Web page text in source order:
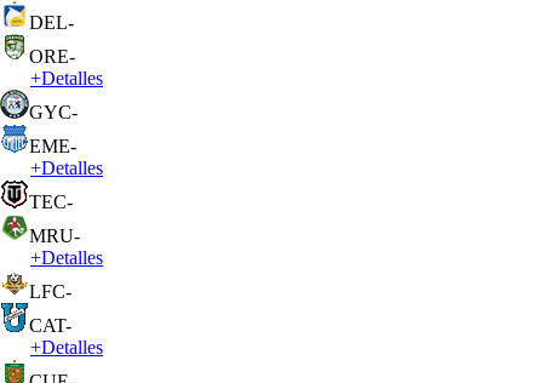
DEL-
ORE-
+Detalles
GYC-
EME-
+Detalles
TEC-
MRU-
+Detalles
LFC-
CAT-
+Detalles